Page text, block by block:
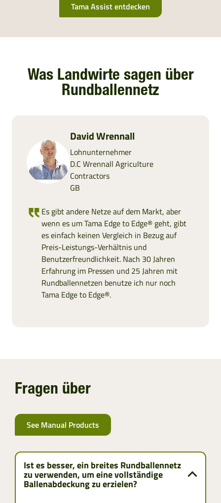
BOSNIEN UND HERZEGOWINA
KROATIEN
MAZEDONIEN
RUMÄNIEN
SLOWENIEN
ZYPERN
TCHECHIEN
LITAUEN
SLOWAKAI
Tama Assist entdecken
Was Landwirte sagen über
Rundballennetz
David Wrennall
Lohnunternehmer
D.C Wrennall Agriculture
Contractors
GB
Es gibt andere Netze auf dem Markt, aber
wenn es um Tama Edge to Edge® geht, gibt
es einfach keinen Vergleich in Bezug auf
Preis-Leistungs-Verhältnis und
Benutzerfreundlichkeit. Nach 30 Jahren
Erfahrung im Pressen und 25 Jahren mit
Rundballennetzen benutze ich nur noch
Tama Edge to Edge®.
Fragen über
See Manual Products
Ist es besser, ein breites Rundballennetz
zu verwenden, um eine vollständige
Ballenabdeckung zu erzielen?